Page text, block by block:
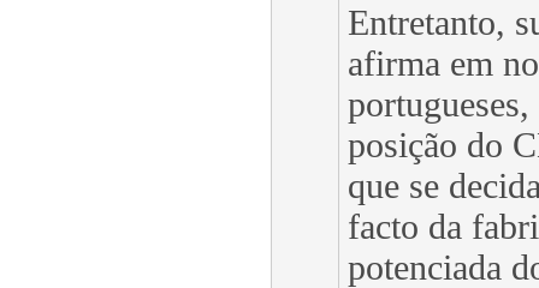
Entretanto,
afirma em
posição do
que se
facto da
potenciada